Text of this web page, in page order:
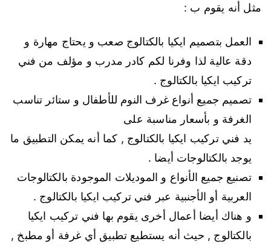
مثل أنه يقوم ب :
العمل بتصميم ايكيا بالكتالوج صعب و يحتاج مهارة و
دقة عالية لذا وفرنا لكم كادر مدرب و مؤلف من فني
تركيب ايكيا بالكتالوج .
تصميم جميع أنواع غرف النوم للأطفال و ستائر تناسب
الغرفة و بأسعار مناسبة على
يد فني تركيب ايكيا بالكتالوج , كما أنه يمكن التطبيق ما
يوجد بالكتالوجات أيضا .
تصنيع جميع الأنواع و الموديلات الموجودة بالكتالوجات
العربية أو الأجنبية عبر فني تركيب ايكيا بالكتالوج .
و هناك أيضا أعمال أخرى يقوم بها فني تركيب ايكيا
بالكتالوج , حيث أنه يستطيع تطبيق أي غرفة أو مطبخ ,